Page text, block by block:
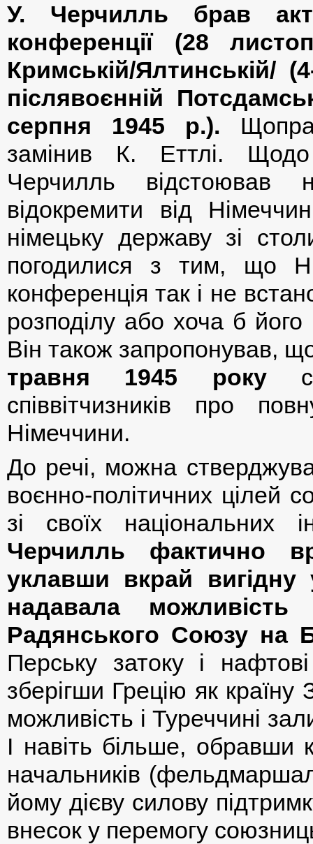
У. Черчилль брав
конференції (28
Кримській/Ялтинській/
післявоєнній
серпня 1945 р.).
замінив К. Еттлі.
Черчилль відстоював
відокремити від
німецьку державу зі
погодилися з тим, що
конференція так і не
розподілу або хоча б його
Він також запропонував,
травня 1945 року
співвітчизників про
Німеччини.
До речі, можна
воєнно-політичних цілей
зі своїх національних
Черчилль фактично
уклавши вкрай
надавала
Радянського Союзу на
Перську затоку і
зберігши Грецію як країну
можливість і Туреччині
І навіть більше, обравши
начальників
йому дієву силову
внесок у перемогу